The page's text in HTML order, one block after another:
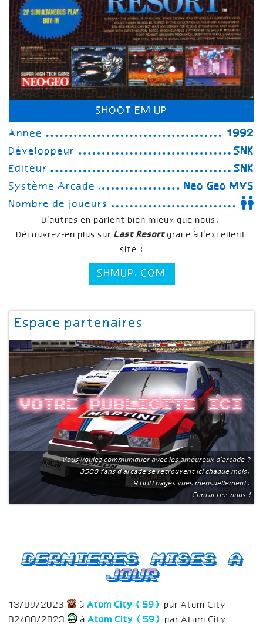
SHOOT EM UP
Année
1992
Développeur
SNK
Editeur
SNK
Système Arcade
Neo Geo MVS
Nombre de joueurs
D'autres en parlent bien mieux que nous,
Découvrez-en plus sur Last Resort grace à l'excellent
site :
SHMUP.COM
Espace partenaires
Votre publicite ici
Vous voulez communiquer avec les amoureux d'arcade ?
3500 fans d'arcade se retrouvent ici chaque mois.
9 000 pages vues mensuellement.
Contactez-nous !
Dernieres mises a
jour
13/09/2023 à Atom City (59)
par Atom City
02/08/2023
à Atom City (59) par Atom City